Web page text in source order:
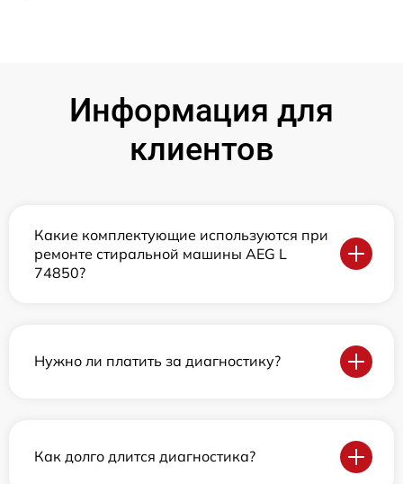
Информация для
клиентов
Какие комплектующие используются при
ремонте стиральной машины AEG L
74850?
Нужно ли платить за диагностику?
Как долго длится диагностика?